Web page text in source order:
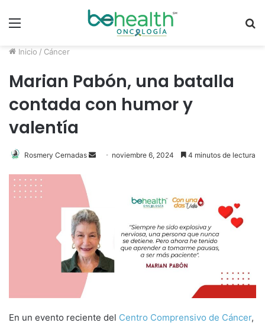
Inicio / Cáncer
Marian Pabón, una batalla
contada con humor y
valentía
Rosmery Cernadas
n
e
m
a
noviembre 6, 2024 4 minutos de lectura
En un evento reciente del Centro Comprensivo de Cáncer,